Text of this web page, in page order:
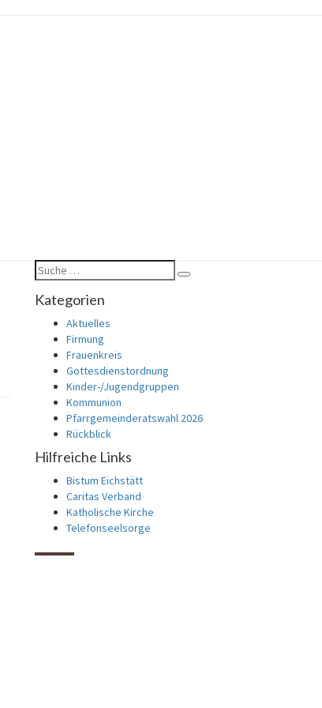
Suche
nach:
Suchen
Kategorien
Aktuelles
Firmung
Frauenkreis
Gottesdienstordnung
Kinder-/Jugendgruppen
Kommunion
Pfarrgemeinderatswahl 2026
Rückblick
Hilfreiche Links
Bistum Eichstätt
Caritas Verband
Katholische Kirche
Telefonseelsorge